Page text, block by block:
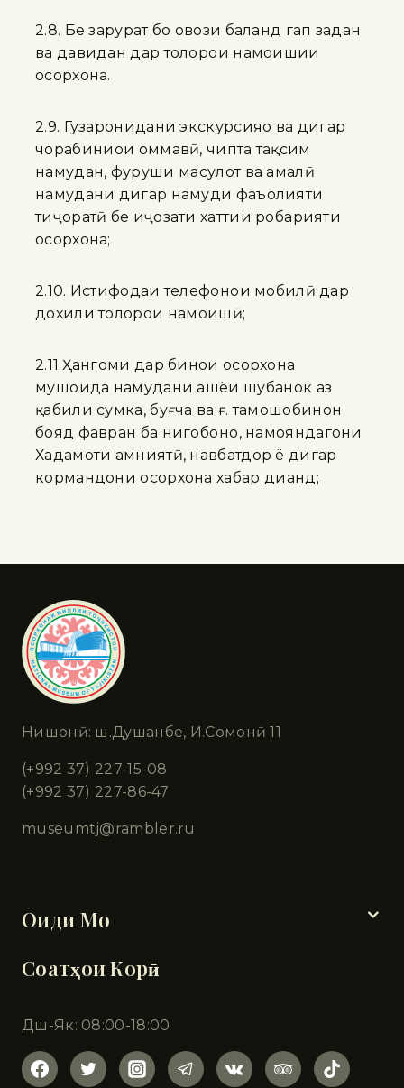
2.8. Бе зарурат бо овози баланд гап задан
ва давидан дар толорҳои намоишии
осорхона.
2.9. Гузаронидани экскурсияҳо ва дигар
чорабиниҳои оммавӣ, чипта тақсим
намудан, фуруши маҳсулот ва амалӣ
намудани дигар намуди фаъолияти
тиҷоратӣ бе иҷозати хаттии роҳбарияти
осорхона;
2.10. Истифодаи телефонҳои мобилӣ дар
дохили толорҳои намоишӣ;
2.11.Ҳангоми дар бинои осорхона
мушоҳида намудани ашёи шубҳанок аз
қабили сумка, буғча ва ғ. тамошобинон
бояд фавран ба нигоҳбонҳо, намояндагони
Хадамоти амниятӣ, навбатдор ё дигар
кормандони осорхона хабар диҳанд;
Нишонӣ: ш.Душанбе, И.Сомонӣ 11
(+992 37) 227-15-08
(+992 37) 227-86-47
museumtj@rambler.ru
Оиди Мо
Соатҳои Корӣ
Дш-Як: 08:00-18:00